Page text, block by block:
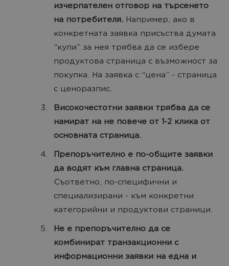
изчерпателен отговор на търсенето
на потребителя. Например, ако в
конкретната заявка присъства думата
“купи” за нея трябва да се избере
продуктова страница с възможност за
покупка. На заявка с “цена” - страница
с ценоразпис.
Високочестотни заявки трябва да се
намират на не повече от 1-2 клика от
основната страница.
Препоръчително е по-общите заявки
да водят към главна страница.
Съответно, по-специфични и
специализирани - към конкретни
категорийни и продуктови страници.
Не е препоръчително да се
комбинират транзакционни с
информационни заявки на една и